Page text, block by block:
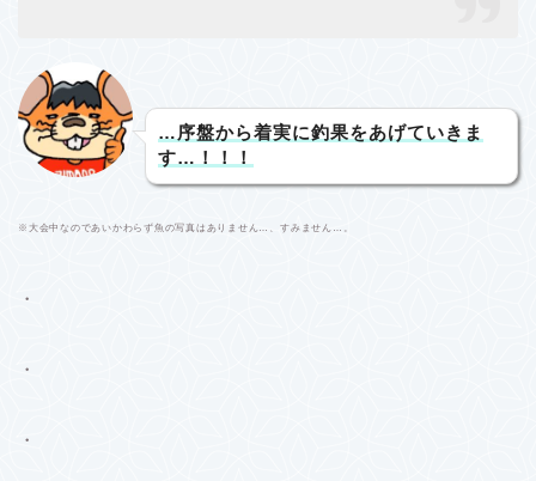
…序盤から着実に釣果をあげていきま
す…！！！
※大会中なのであいかわらず魚の写真はありません…、すみません…。
・
・
・